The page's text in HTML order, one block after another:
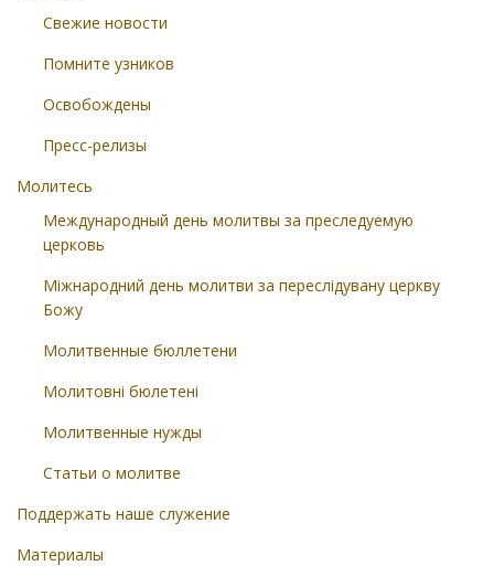
Свежие новости
Помните узников
Освобождены
Пресс-релизы
Молитесь
Международный день молитвы за преследуемую
церковь
Міжнародний день молитви за переслідувану церкву
Божу
Молитвенные бюллетени
Молитовні бюлетені
Молитвенные нужды
Статьи о молитве
Поддержать наше служение
Материалы